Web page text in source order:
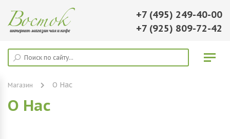
+7 (495) 249-40-00
+7 (925) 809-72-42
Магазин О Нас
О Нас